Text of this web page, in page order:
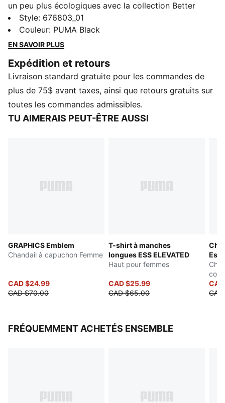
un peu plus écologiques avec la collection Better
Essentials. Ce col rond classique est fabriqué en
jersey doublé de polaire et en matériaux recyclés, un
pas vers un avenir meilleur.
Le coton des produits PUMA provient de fermes
mettant l’accent sur l’agriculture durable comme
l’utilisation responsable de l’eau et la protection de la
santé des sols. En savoir plus : PUMA.com/FOREVER
BETTER
Style: 676803_01
Couleur: PUMA Black
EN SAVOIR PLUS
Expédition et retours
Livraison standard gratuite pour les commandes de
plus de 75$ avant taxes, ainsi que retours gratuits sur
toutes les commandes admissibles.
TU AIMERAIS PEUT-ÊTRE AUSSI
GRAPHICS Emblem
Chandail à capuchon Femme
CAD $24.99
CAD $70.00
T-shirt à manches
longues ESS ELEVATED
Haut pour femmes
CAD $25.99
CAD $65.00
FRÉQUEMMENT ACHETÉS ENSEMBLE